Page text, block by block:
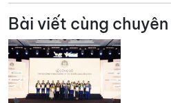
Bài viết cùng